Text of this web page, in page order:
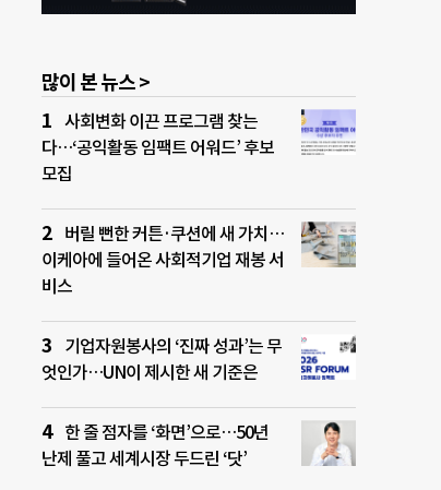
많이 본 뉴스 >
사회변화 이끈 프로그램 찾는
다…‘공익활동 임팩트 어워드’ 후보
모집
버릴 뻔한 커튼·쿠션에 새 가치…
이케아에 들어온 사회적기업 재봉 서
비스
기업자원봉사의 ‘진짜 성과’는 무
엇인가…UN이 제시한 새 기준은
한 줄 점자를 ‘화면’으로…50년
난제 풀고 세계시장 두드린 ‘닷’